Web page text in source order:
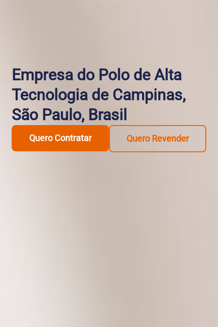
Empresa do Polo de Alta
Tecnologia de Campinas,
São Paulo, Brasil
Quero Contratar Quero Revender